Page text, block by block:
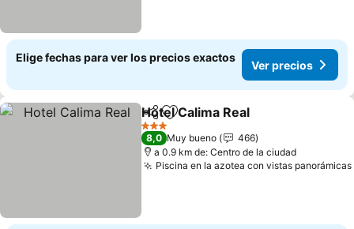
Elige fechas para ver los precios exactos
Ver precios
CompartirAgregar a favoritos
Hotel Calima Real
3 Estrellas
8,0 Muy bueno
466
a 0.9 km de: Centro de la ciudad
Piscina en la azotea con vistas panorámicas